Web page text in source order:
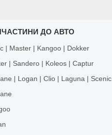
ДО АВТО
| Master | Kangoo | Dokker
| Sandero | Koleos | Captur
| Logan | Clio | Laguna | Scenic